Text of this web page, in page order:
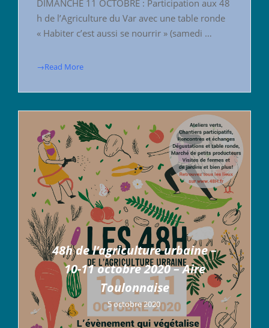
DIMANCHE 11 OCTOBRE : Participation aux 48
h de l’Agriculture du Var avec une table ronde
« Habiter c’est aussi se nourrir » (samedi …
→Read More
48h de l’agriculture urbaine –
10-11 octobre 2020 – Aire
Toulonnaise
5 octobre 2020